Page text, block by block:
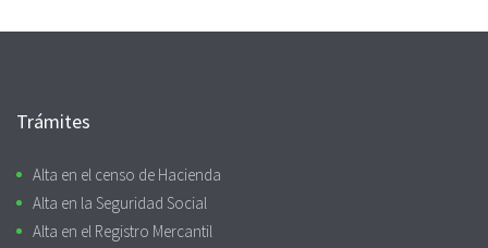
Trámites
Alta en el censo de Hacienda
Alta en la Seguridad Social
Alta en el Registro Mercantil